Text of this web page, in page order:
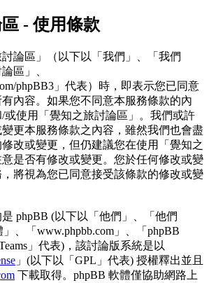
- 使用條款
論區」（以下以「我們」、「我們
區」、
phpBB3」代表）時，即表示您已同意
內容。如果您不同意本服務條款的內
或使用「覺知之旅討論區」。我們或許
更本服務條款之內容，雖然我們也會盡
改或變更，但仍建議您在使用「覺知之
是否有修改或變更。您於任何修改或變
將視為您已同意接受該條款的修改或變
phpBB (以下以「他們」、「他們
、「www.phpbb.com」、「phpBB
」代表)，該討論版系統是以
」(以下以「GPL」代表) 授權釋出並且
下載取得。phpBB 軟體僅協助網路上